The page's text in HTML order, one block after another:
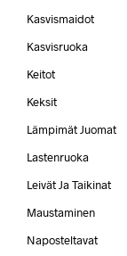
Kasvismaidot
Kasvisruoka
Keitot
Keksit
Lämpimät Juomat
Lastenruoka
Leivät Ja Taikinat
Maustaminen
Naposteltavat